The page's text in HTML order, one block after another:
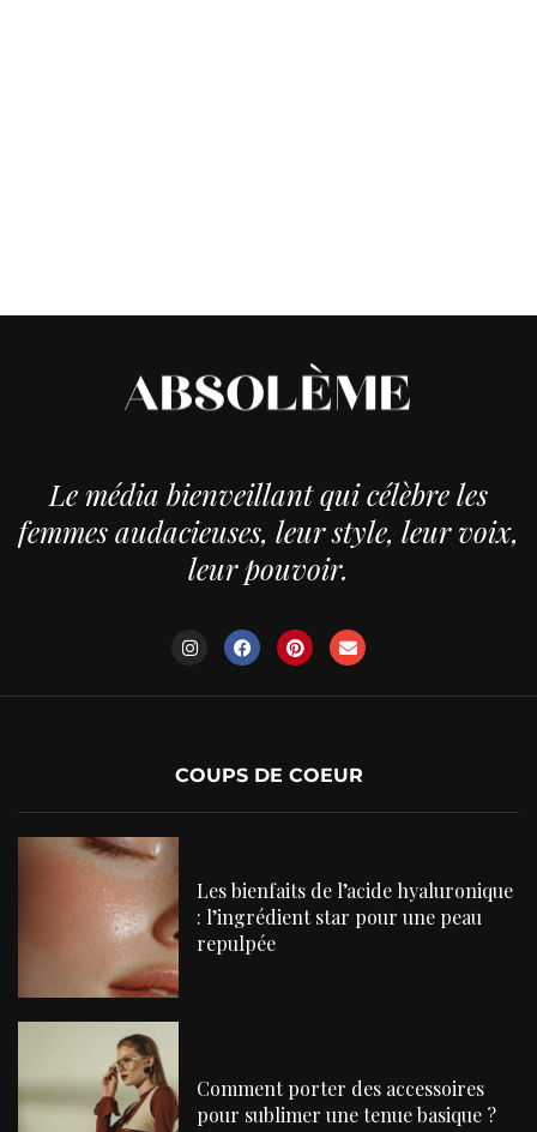
Le média bienveillant qui célèbre les
femmes audacieuses, leur style, leur voix,
leur pouvoir.
COUPS DE COEUR
Les bienfaits de l’acide hyaluronique
: l’ingrédient star pour une peau
repulpée
Comment porter des accessoires
pour sublimer une tenue basique ?